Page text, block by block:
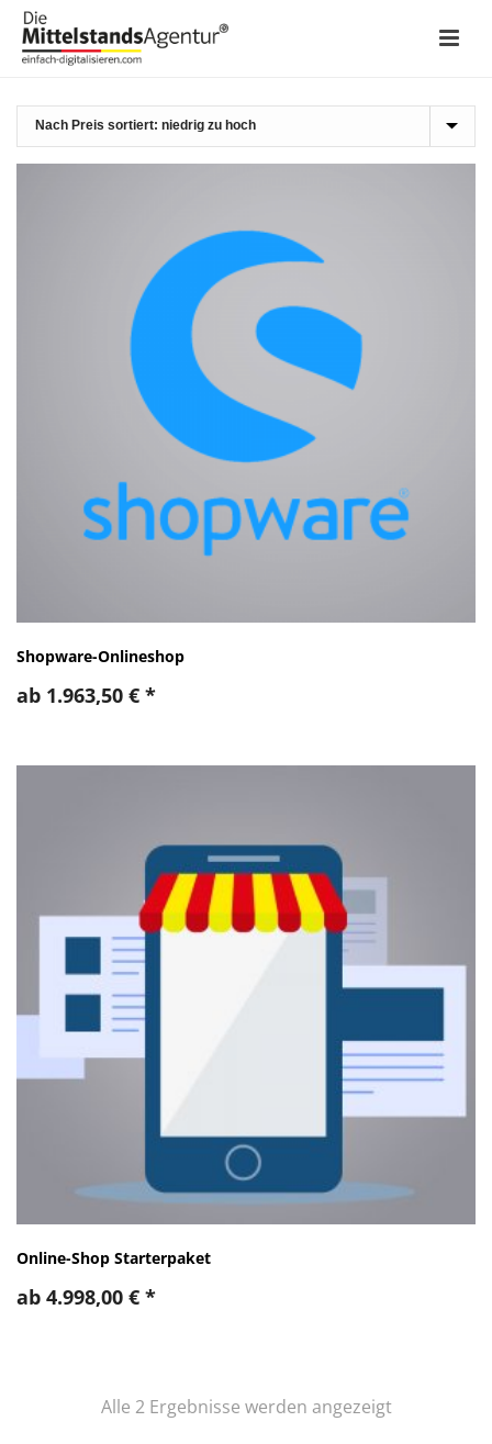
Shopware-Onlineshop
ab 1.963,50 € *
Online-Shop Starterpaket
ab 4.998,00 € *
Alle 2 Ergebnisse werden angezeigtNach